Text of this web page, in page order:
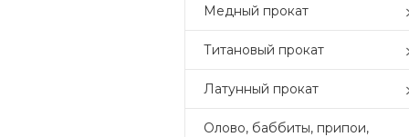
Медный прокат
Титановый прокат
Латунный прокат
Олово, баббиты, припои,